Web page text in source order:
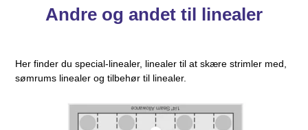
Andre og andet til linealer
Her finder du special-linealer, linealer til at skære strimler med,
sømrums linealer og tilbehør til linealer.